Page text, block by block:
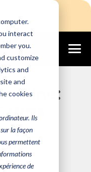
interact
you.
customize
and
and
cookies
Ils
la façon
permettent
de